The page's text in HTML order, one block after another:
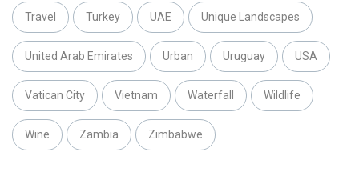
Travel Turkey UAE Unique Landscapes
United Arab Emirates Urban Uruguay USA
Vatican City Vietnam Waterfall Wildlife
Wine Zambia Zimbabwe